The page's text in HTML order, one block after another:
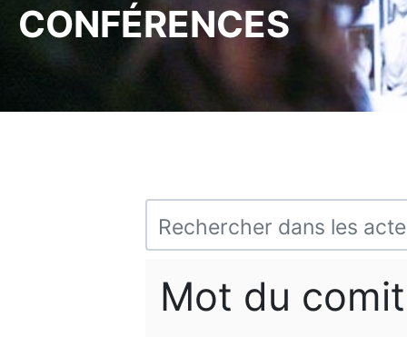
CONFÉRENCES
Mot du